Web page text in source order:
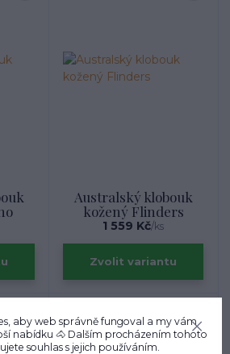
Australský klobouk
kožený Flinders
1 559 Kč/ks
Zvolit variantu
aby web správně fungoval a my vám
nabídku 🐴 Dalším procházením tohoto
souhlas s jejich používáním.